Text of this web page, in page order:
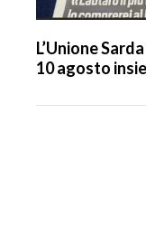
L’Unione
10 agosto